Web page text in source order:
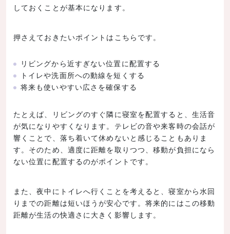
しておくことが基本になります。
押さえておきたいポイントはこちらです。
リビングから近すぎない位置に配置する
トイレや洗面所への動線を短くする
将来も使いやすい広さを確保する
たとえば、リビングのすぐ隣に寝室を配置すると、生活音
が気になりやすくなります。テレビの音や来客時の会話が
響くことで、落ち着いて休めないと感じることもありま
す。そのため、適度に距離を取りつつ、移動が負担になら
ない位置に配置するのがポイントです。
また、夜中にトイレへ行くことを考えると、寝室から水回
りまでの距離は短いほうが安心です。将来的にはこの移動
距離が生活の快適さに大きく影響します。